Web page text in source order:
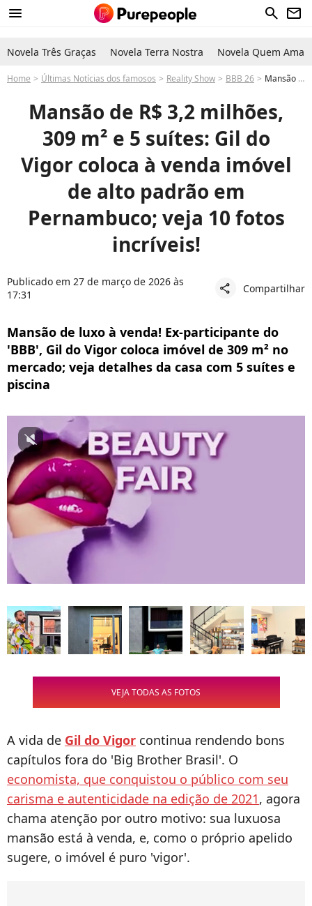
menu search newsletter
Novela Três Graças Novela Terra Nostra Novela Quem Ama
Home Últimas Notícias dos famosos Reality Show BBB 26 Mansão de Gil do Vigor é puro luxo: famoso participante pelo 'BBB', na Globo, ao lado de Juliette, possui lindo imóvel de alto padrão à venda em Pernambuco
Mansão de R$ 3,2 milhões,
309 m² e 5 suítes: Gil do
Vigor coloca à venda imóvel
de alto padrão em
Pernambuco; veja 10 fotos
incríveis!
Publicado em 27 de março de 2026 às
17:31
share Compartilhar
Mansão de luxo à venda! Ex-participante do
'BBB', Gil do Vigor coloca imóvel de 309 m² no
mercado; veja detalhes da casa com 5 suítes e
piscina
VEJA TODAS AS FOTOS
A vida de Gil do Vigor continua rendendo bons
capítulos fora do 'Big Brother Brasil'. O
economista, que conquistou o público com seu
carisma e autenticidade na edição de 2021, agora
chama atenção por outro motivo: sua luxuosa
mansão está à venda, e, como o próprio apelido
sugere, o imóvel é puro 'vigor'.